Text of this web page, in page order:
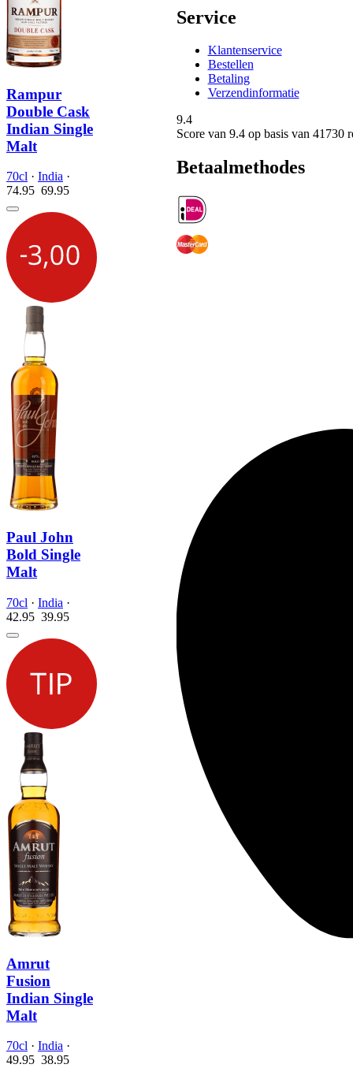
Rampur
Double Cask
Indian Single
Malt
70cl · India ·
74.95 69.95
Paul John
Bold Single
Malt
70cl · India ·
42.95 39.95
Amrut
Fusion
Indian Single
Malt
70cl · India ·
49.95 38.95
Service
Klantenservice
Bestellen
Betaling
Verzendinformatie
9.4
Score van 9.4op basis van 41730
Betaalmethodes